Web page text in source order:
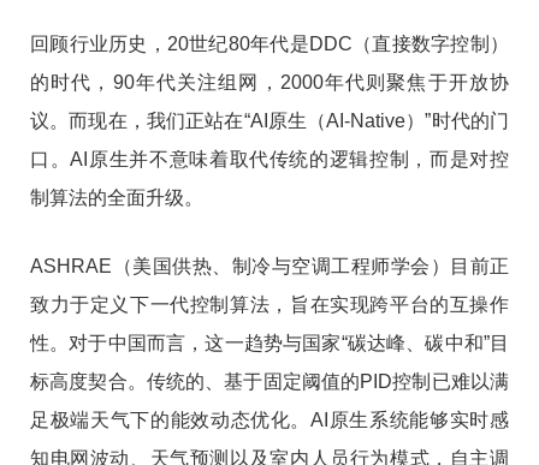
回顾行业历史，20世纪80年代是DDC（直接数字控制）
的时代，90年代关注组网，2000年代则聚焦于开放协
议。而现在，我们正站在“AI原生（AI-Native）”时代的门
口。AI原生并不意味着取代传统的逻辑控制，而是对控
制算法的全面升级。
ASHRAE（美国供热、制冷与空调工程师学会）目前正
致力于定义下一代控制算法，旨在实现跨平台的互操作
性。对于中国而言，这一趋势与国家“碳达峰、碳中和”目
标高度契合。传统的、基于固定阈值的PID控制已难以满
足极端天气下的能效动态优化。AI原生系统能够实时感
知电网波动、天气预测以及室内人员行为模式，自主调